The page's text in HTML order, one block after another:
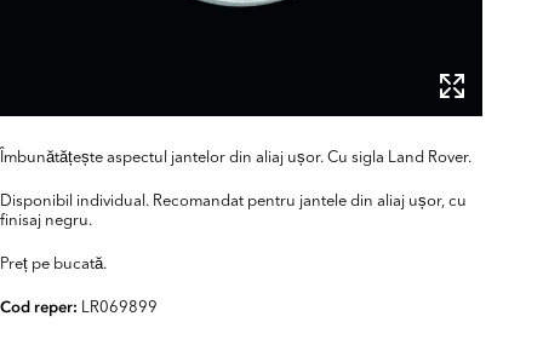
Îmbunătățește aspectul jantelor din aliaj ușor. Cu sigla Land Rover.
Disponibil individual. Recomandat pentru jantele din aliaj ușor, cu
finisaj negru.
Preț pe bucată.
Cod reper: LR069899